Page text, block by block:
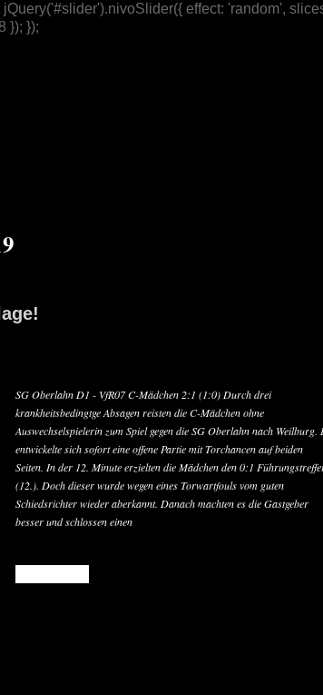
effect: 'random',
}); });
SG Oberlahn D1 - VfR07 C-Mädchen 2:1 (1:0) Durch drei
krankheitsbedingtge Absagen reisten die C-Mädchen ohne
Auswechselspielerin zum Spiel gegen die SG Oberlahn nach Weilburg.
entwickelte sich sofort eine offene Partie mit Torchancen auf beiden
Seiten. In der 12. Minute erzielten die Mädchen den 0:1
(12.). Doch dieser wurde wegen eines Torwartfouls vom guten
Schiedsrichter wieder aberkannt. Danach machten es die Gastgeber
besser und schlossen einen